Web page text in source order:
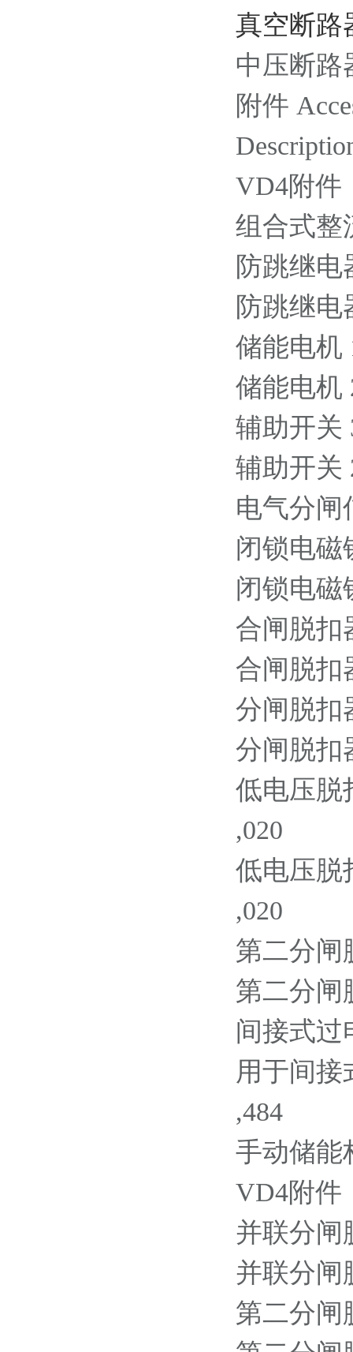
真空断
中压断路
附件
VD4附件
组合式整
防跳继电
防跳继电
储能电机
储能电机
辅助开关
辅助开关
电气分闸
闭锁电磁
闭锁电磁
合闸脱扣
合闸脱扣
分闸脱扣
分闸脱扣
低电压脱
,020
低电压脱
,020
第二分闸
第二分闸
间接式过
用于间接
,484
手动储能
VD4附件
并联分闸
并联分闸
第二分闸